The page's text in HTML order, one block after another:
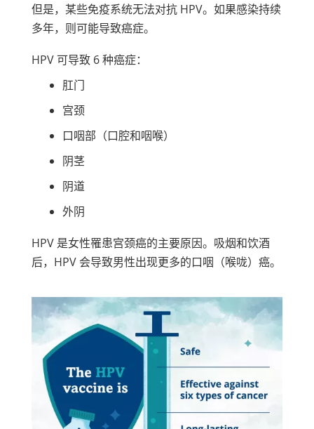
但是，某些免疫系统无法对抗 HPV。如果感染持续
多年，则可能导致癌症。
HPV 可导致 6 种癌症：
肛门
宫颈
口咽部（口腔和咽喉）
阴茎
阴道
外阴
HPV 是女性罹患宫颈癌的主要原因。吸烟和饮酒
后，HPV 会导致男性出现更多的口咽（喉咙）癌。